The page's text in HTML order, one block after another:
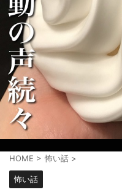
HOME > 怖い話 >
怖い話